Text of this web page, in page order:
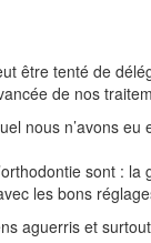
être tenté de
de nos
nous n’avons
sont :
les bons
aguerris et